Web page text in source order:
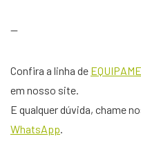
—
Confira a linha de
em nosso site.
E qualquer dúvida, chame
WhatsApp.